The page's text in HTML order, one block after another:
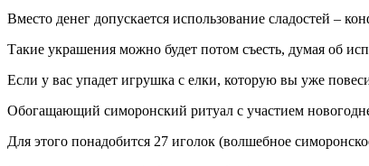
Вместо денег допускается использование сладостей –
Такие украшения можно будет потом съесть, думая об
Если у вас упадет игрушка с елки, которую вы уже
Обогащающий симоронский ритуал с участием
Для этого понадобится 27 иголок (волшебное